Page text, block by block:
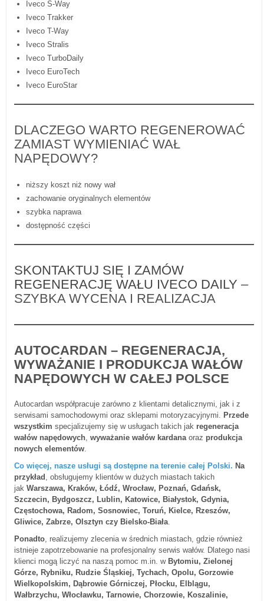
Iveco S-Way
Iveco Trakker
Iveco T-Way
Iveco Stralis
Iveco TurboDaily
Iveco EuroTech
Iveco EuroStar
DLACZEGO WARTO REGENEROWAĆ
ZAMIAST WYMIENIAĆ WAŁ
NAPĘDOWY?
niższy koszt niż nowy wał
zachowanie oryginalnych elementów
szybka naprawa
dostępność części
SKONTAKTUJ SIĘ I ZAMÓW
REGENERACJĘ WAŁU IVECO DAILY –
SZYBKA WYCENA I REALIZACJA
AUTOCARDAN – REGENERACJA,
WYWAŻANIE I PRODUKCJA WAŁÓW
NAPĘDOWYCH W CAŁEJ POLSCE
Autocardan współpracuje zarówno z klientami detalicznymi, jak i z
serwisami samochodowymi oraz sklepami motoryzacyjnymi. Przede
wszystkim specjalizujemy się w usługach takich jak regeneracja
wałów napędowych, wyważanie wałów kardanaoraz produkcja
nowych elementów.
Co więcej, nasze usługi są dostępne na terenie całej Polski. Na
przykład , obsługujemy klientów w dużych miastach takich
jak Warszawa, Kraków, Łódź, Wrocław, Poznań, Gdańsk,
Szczecin, Bydgoszcz, Lublin, Katowice, Białystok, Gdynia,
Częstochowa, Radom, Sosnowiec, Toruń, Kielce, Rzeszów,
Gliwice, Zabrze, Olsztyn czy Bielsko-Biała.
Ponadto, realizujemy zlecenia w średnich miastach, gdzie również
istnieje zapotrzebowanie na profesjonalny serwis wałów. Dlatego nasi
klienci mogą liczyć na naszą pomoc m.in. w Bytomiu, Zielonej
Górze, Rybniku, Rudzie Śląskiej, Tychach, Opolu, Gorzowie
Wielkopolskim, Dąbrowie Górniczej, Płocku, Elblągu,
Wałbrzychu, Włocławku, Tarnowie, Chorzowie, Koszalinie,